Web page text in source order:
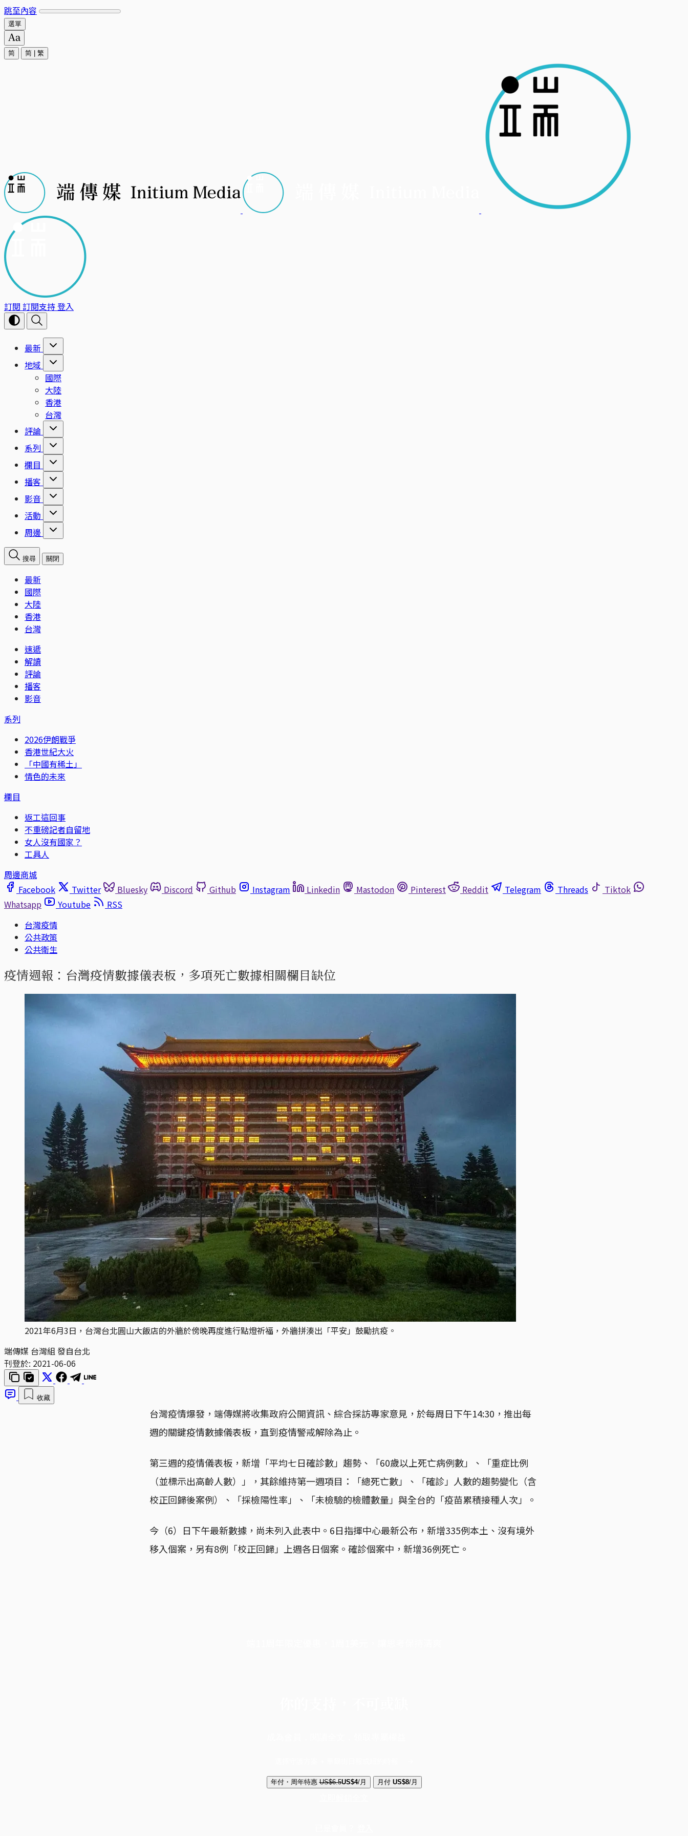
跳至內容
選單
简 简 繁
訂閱 訂閱支持登入
最新
地域
國際
大陸
香港
台灣
評論
系列
欄目
播客
影音
活動
周邊
搜尋 關閉
最新
國際
大陸
香港
台灣
速遞
解讀
評論
播客
影音
系列
2026伊朗戰爭
香港世紀大火
「中國有稀土」
情色的未來
欄目
返工這回事
不重磅記者自留地
女人沒有國家？
工具人
周邊商城
Facebook
Twitter Bluesky Discord Github Instagram Linkedin Mastodon Pinterest Reddit Telegram Threads
Tiktok
Whatsapp
Youtube
RSS
台灣疫情
公共政策
公共衛生
疫情週報：台灣疫情數據儀表板，多項死亡數據相關欄目缺位
2021年6月3日，台灣台北圓山大飯店的外牆於傍晚再度進行點燈祈福，外牆拼湊出「平安」鼓勵抗疫。
端傳媒 台灣組 發自台北
刊登於: 2021-06-06
收藏
台灣疫情爆發，端傳媒將收集政府公開資訊、綜合採訪專家意見，於每周日下午14:30，推出每
週的關鍵疫情數據儀表板，直到疫情警戒解除為止。
第三週的疫情儀表板，新增「平均七日確診數」趨勢、「60歲以上死亡病例數」、「重症比例
（並標示出高齡人數）」，其餘維持第一週項目：「總死亡數」、「確診」人數的趨勢變化（含
校正回歸後案例）、「採檢陽性率」、「未檢驗的檢體數量」與全台的「疫苗累積接種人次」。
今（6）日下午最新數據，尚未列入此表中。6日指揮中心最新公布，新增335例本土、沒有境外
移入個案，另有8例「校正回歸」上週各日個案。確診個案中，新增36例死亡。
年付・周年特惠 US$6.5US$4/月 月付 US$8/月